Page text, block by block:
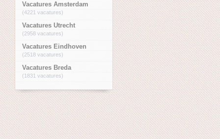
Vacatures Amsterdam
(4221 vacatures)
Vacatures Utrecht
(2958 vacatures)
Vacatures Eindhoven
(2518 vacatures)
Vacatures Breda
(1831 vacatures)